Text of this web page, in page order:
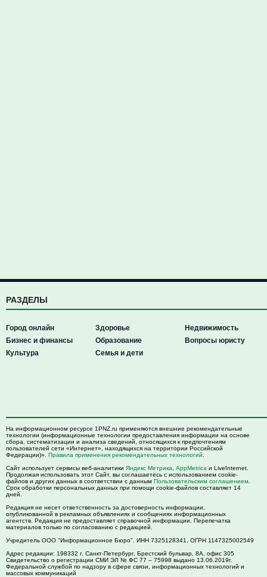
РАЗДЕЛЫ
Город онлайн
Бизнес и финансы
Культура
Здоровье
Образование
Семья и дети
Недвижимость
Вопросы юристу
На информационном ресурсе 1PNZ.ru применяются внешние рекомендательные
технологии (информационные технологии предоставления информации на основе
сбора, систематизации и анализа сведений, относящихся к предпочтениям
пользователей сети «Интернет», находящихся на территории Российской
Федерации)». Правила применения рекомендательных технологий
Сайт использует сервисы веб-аналитики Яндекс Метрика AppMetrica и LiveInternet.
Продолжая использовать этот Сайт, вы соглашаетесь с использованием cookie-
файлов и других данных в соответствии с данным Пользовательским соглашением
Срок обработки персональных данных при помощи cookie-файлов составляет 14
дней.
Редакция не несет ответственность за достоверность информации,
опубликованной в рекламных объявлениях и сообщениях информационных
агентств. Редакция не предоставляет справочной информации. Перепечатка
материалов только по согласованию с редакцией.
Учредитель ООО "Информационное Бюро". ИНН 7325128341, ОГРН 1147325002549
Адрес редакции: 198332 г. Санкт-Петербург, Брестский бульвар, 8А, офис 305
Свидетельство о регистрации СМИ ЭЛ № ФС 77 – 75998 выдано 13.06.2019г.
Федеральной службой по надзору в сфере связи, информационных технологий и
массовых коммуникаций